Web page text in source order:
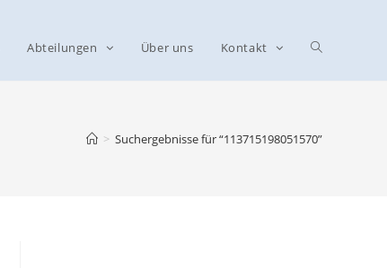
Abteilungen Über uns Kontakt
> Suchergebnisse für“113715198051570”